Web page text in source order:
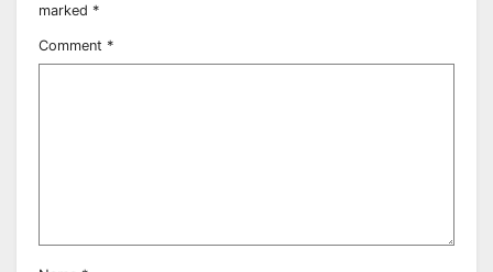
marked *
Comment *